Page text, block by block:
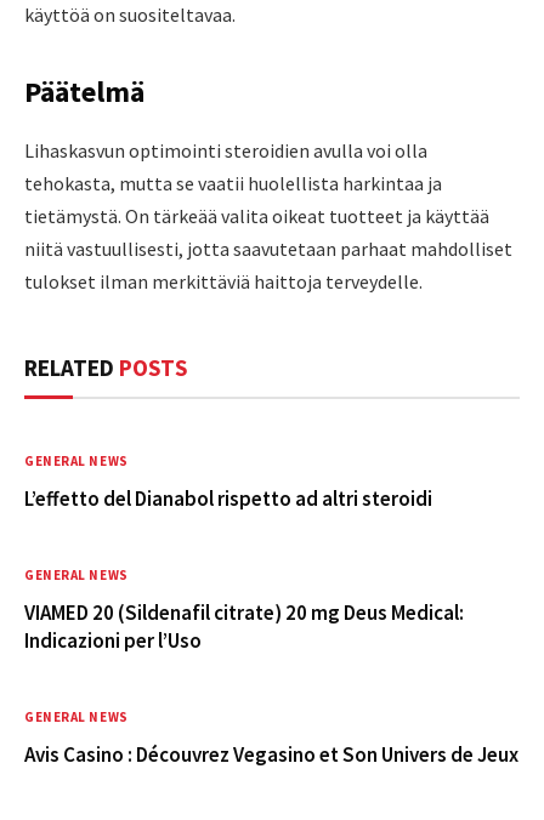
käyttöä on suositeltavaa.
Päätelmä
Lihaskasvun optimointi steroidien avulla voi olla
tehokasta, mutta se vaatii huolellista harkintaa ja
tietämystä. On tärkeää valita oikeat tuotteet ja käyttää
niitä vastuullisesti, jotta saavutetaan parhaat mahdolliset
tulokset ilman merkittäviä haittoja terveydelle.
RELATED POSTS
GENERAL NEWS
L’effetto del Dianabol rispetto ad altri steroidi
GENERAL NEWS
VIAMED 20 (Sildenafil citrate) 20 mg Deus Medical:
Indicazioni per l’Uso
GENERAL NEWS
Avis Casino : Découvrez Vegasino et Son Univers de Jeux